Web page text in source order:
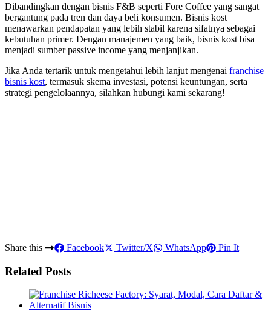
Dibandingkan dengan bisnis F&B seperti Fore Coffee yang sangat
bergantung pada tren dan daya beli konsumen. Bisnis kost
menawarkan pendapatan yang lebih stabil karena sifatnya sebagai
kebutuhan primer. Dengan manajemen yang baik, bisnis kost bisa
menjadi sumber passive income yang menjanjikan.
Jika Anda tertarik untuk mengetahui lebih lanjut mengenai franchise
bisnis kost, termasuk skema investasi, potensi keuntungan, serta
strategi pengelolaannya, silahkan hubungi kami sekarang!
Share this Facebook Twitter/X WhatsApp Pin It
Related Posts